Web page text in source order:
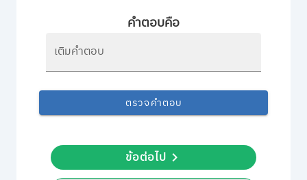
คำตอบคือ
เติมคำตอบ
ตรวจคำตอบ
ข้อต่อไป